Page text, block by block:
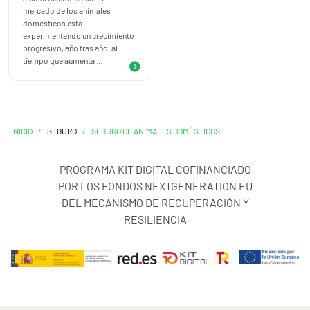
cuatro patas.
Este seguro de responsabilidad civil de animales
domésticos cubre:
Ejemplos de siniestros:
· Caballo descontrolado provoca un accidente de tráfico.
· Caballo cozea a otro caballo causándole lesiones.
· Perro tira al suelo a un ciclista causándole lesiones.
mercado de los animales
domésticos está
experimentando un crecimiento
progresivo, año tras año, al
tiempo que aumenta ...
INICIO / SEGURO / SEGURO DE ANIMALES DOMÉSTICOS
PROGRAMA KIT DIGITAL COFINANCIADO
POR LOS FONDOS NEXTGENERATION EU
DEL MECANISMO DE RECUPERACIÓN Y
RESILIENCIA